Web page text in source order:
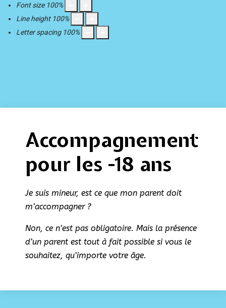
Font size 100%
Line height 100%
Letter spacing 100%
Accompagnement
pour les -18 ans
Je suis mineur, est ce que mon parent doit
m’accompagner ?
Non, ce n’est pas obligatoire. Mais la présence
d’un parent est tout à fait possible si vous le
souhaitez, qu’importe votre âge.